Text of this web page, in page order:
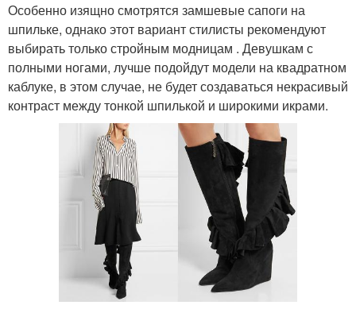
Особенно изящно смотрятся замшевые сапоги на
шпильке, однако этот вариант стилисты рекомендуют
выбирать только стройным модницам . Девушкам с
полными ногами, лучше подойдут модели на квадратном
каблуке, в этом случае, не будет создаваться некрасивый
контраст между тонкой шпилькой и широкими икрами.